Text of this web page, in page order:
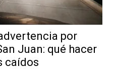
por
Juan: qué hacer
caídos